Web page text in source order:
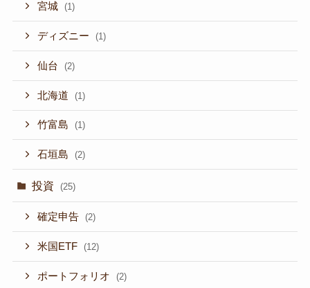
宮城 (1)
ディズニー (1)
仙台 (2)
北海道 (1)
竹富島 (1)
石垣島 (2)
投資 (25)
確定申告 (2)
米国ETF (12)
ポートフォリオ (2)